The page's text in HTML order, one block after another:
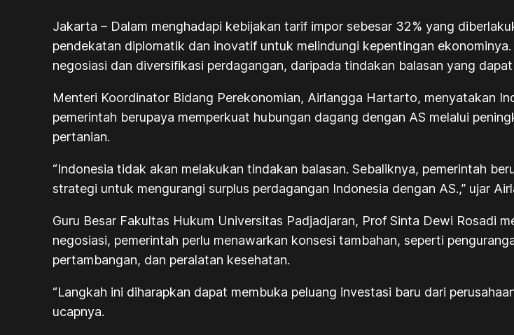
Jakarta – Dalam menghadapi kebijakan tarif impor sebesar 32% yang
pendekatan diplomatik dan inovatif untuk melindungi kepentingan
negosiasi dan diversifikasi perdagangan, daripada tindakan balasan yang
Menteri Koordinator Bidang Perekonomian, Airlangga Hartarto, menyatakan
pemerintah berupaya memperkuat hubungan dagang dengan AS melalui
pertanian.
“Indonesia tidak akan melakukan tindakan balasan. Sebaliknya, pemerintah
strategi untuk mengurangi surplus perdagangan Indonesia dengan AS.,” ujar
Guru Besar Fakultas Hukum Universitas Padjadjaran, Prof Sinta Dewi Rosadi
negosiasi, pemerintah perlu menawarkan konsesi tambahan, seperti
pertambangan, dan peralatan kesehatan.
“Langkah ini diharapkan dapat membuka peluang investasi baru dari
ucapnya.